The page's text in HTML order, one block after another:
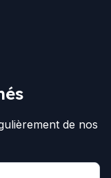
de nos